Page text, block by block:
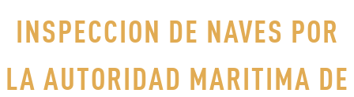
INSPECCION DE NAVES POR
LA AUTORIDAD MARITIMA DE